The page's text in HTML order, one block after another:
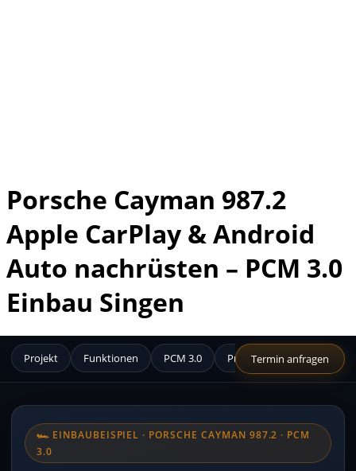
Porsche Cayman 987.2
Apple CarPlay & Android
Auto nachrüsten – PCM 3.0
Einbau Singen
Projekt Funktionen PCM 3.0 Produkt Bilder
Termin anfragen
🏎 EINBAUBEISPIEL · PORSCHE CAYMAN 987.2 · PCM
3.0